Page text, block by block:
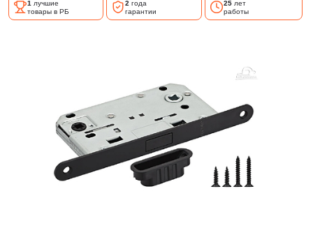
1 лучшие
товары в РБ
2 года
гарантии
25лет
работы